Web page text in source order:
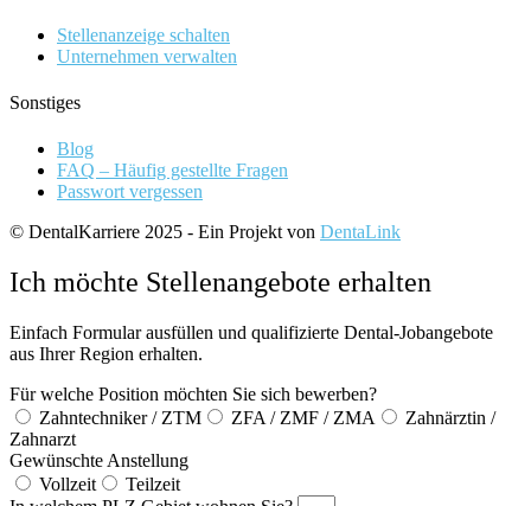
Stellenanzeige schalten
Unternehmen verwalten
Sonstiges
Blog
FAQ – Häufig gestellte Fragen
Passwort vergessen
© DentalKarriere 2025 - Ein Projekt von DentaLink
Ich möchte Stellenangebote erhalten
Einfach Formular ausfüllen und qualifizierte Dental-Jobangebote
aus Ihrer Region erhalten.
Für welche Position möchten Sie sich bewerben?
Zahntechniker / ZTM
ZFA / ZMF / ZMA
Zahnärztin /
Zahnarzt
Gewünschte Anstellung
Vollzeit
Teilzeit